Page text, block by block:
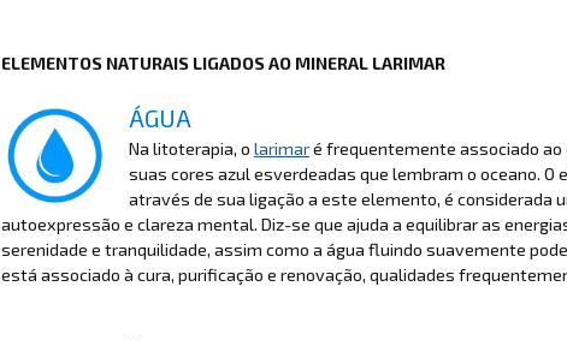
ELEMENTOS NATURAIS LIGADOS AO MINERAL LARIMAR
ÁGUA
Na litoterapia, o larimaré frequentemente associado
suas cores azul esverdeadas que lembram o oceano.
através de sua ligação a este elemento, é considerada
autoexpressão e clareza mental. Diz-se que ajuda a equilibrar as
serenidade e tranquilidade, assim como a água fluindo suavemente
está associado à cura, purificação e renovação, qualidades